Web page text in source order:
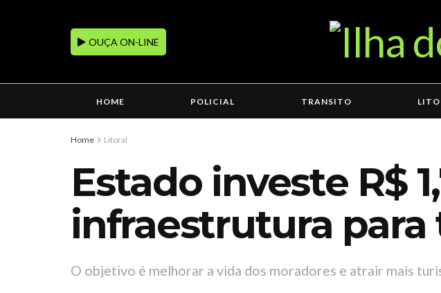
OUÇA ON-LINE
HOME POLICIAL TRANSITO
Home Litoral
Estado investe R$
infraestrutura
O objetivo é melhorar a vida dos moradores e atrair mais